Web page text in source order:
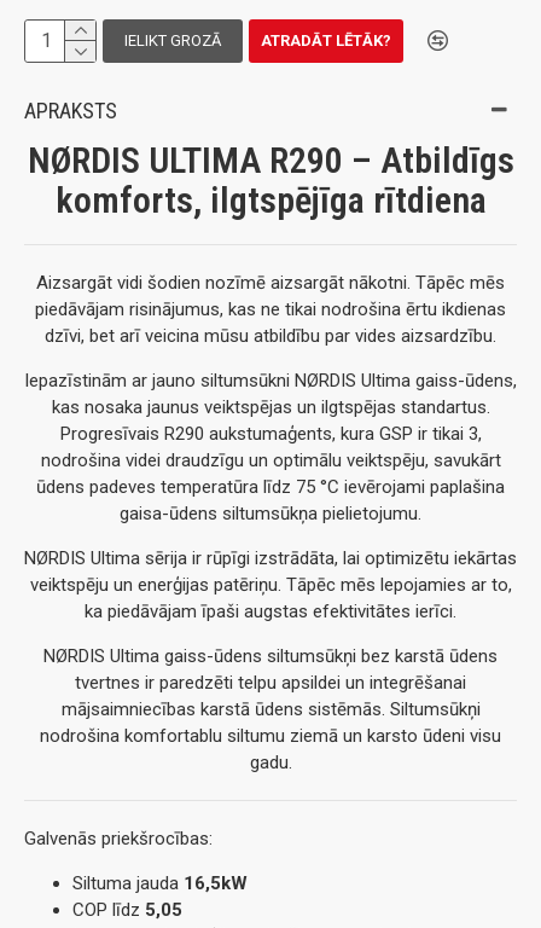
IELIKT GROZĀ ATRADĀT LĒTĀK?
APRAKSTS
NØRDIS ULTIMA R290 – Atbildīgs
komforts, ilgtspējīga rītdiena
Aizsargāt vidi šodien nozīmē aizsargāt nākotni. Tāpēc mēs
piedāvājam risinājumus, kas ne tikai nodrošina ērtu ikdienas
dzīvi, bet arī veicina mūsu atbildību par vides aizsardzību.
Iepazīstinām ar jauno siltumsūkni NØRDIS Ultima gaiss-ūdens,
kas nosaka jaunus veiktspējas un ilgtspējas standartus.
Progresīvais R290 aukstumaģents, kura GSP ir tikai 3,
nodrošina videi draudzīgu un optimālu veiktspēju, savukārt
ūdens padeves temperatūra līdz 75 °C ievērojami paplašina
gaisa-ūdens siltumsūkņa pielietojumu.
NØRDIS Ultima sērija ir rūpīgi izstrādāta, lai optimizētu iekārtas
veiktspēju un enerģijas patēriņu. Tāpēc mēs lepojamies ar to,
ka piedāvājam īpaši augstas efektivitātes ierīci.
NØRDIS Ultima gaiss-ūdens siltumsūkņi bez karstā ūdens
tvertnes ir paredzēti telpu apsildei un integrēšanai
mājsaimniecības karstā ūdens sistēmās. Siltumsūkņi
nodrošina komfortablu siltumu ziemā un karsto ūdeni visu
gadu.
Galvenās priekšrocības:
Siltuma jauda 16,5kW
COP līdz 5,05